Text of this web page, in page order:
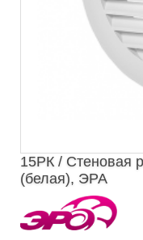
15РК / Стеновая
(белая), ЭРА